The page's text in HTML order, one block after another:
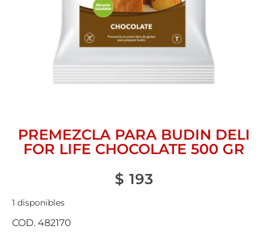
PREMEZCLA PARA BUDIN DELI
FOR LIFE CHOCOLATE 500 GR
$ 193
1 disponibles
COD. 482170